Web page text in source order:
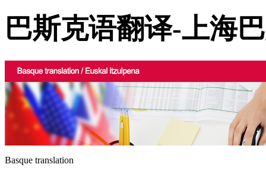
巴斯克语翻译-上海
Basque translation